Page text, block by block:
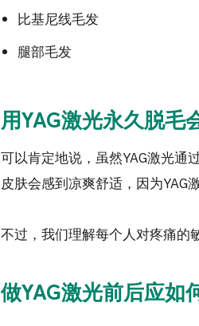
比基尼线毛发
腿部毛发
用YAG激光永久脱毛
可以肯定地说，虽然YAG激光通
皮肤会感到凉爽舒适，因为YAG
不过，我们理解每个人对疼痛的
做YAG激光前后应如